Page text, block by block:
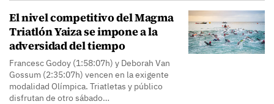
El nivel competitivo del Magma
Triatlón Yaiza se impone a la
adversidad del tiempo
Francesc Godoy (1:58:07h) y Deborah Van
Gossum (2:35:07h) vencen en la exigente
modalidad Olímpica. Triatletas y público
disfrutan de otro sábado…